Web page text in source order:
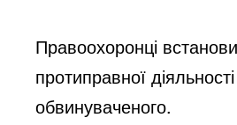
Правоохоронці
протиправної діяльності
обвинуваченого.